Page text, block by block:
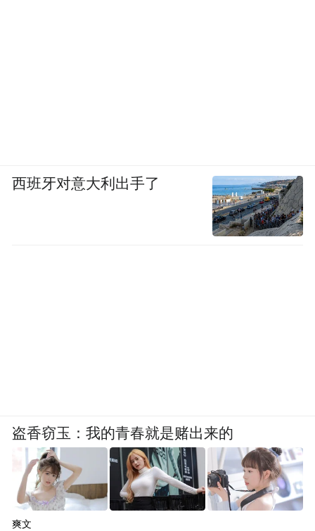
西班牙对意大利出手了
盗香窃玉：我的青春就是赌出来的
爽文